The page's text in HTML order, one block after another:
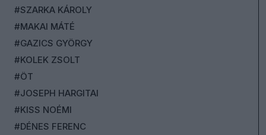
#SZARKA KÁROLY
#MAKAI MÁTÉ
#GAZICS GYÖRGY
#KOLEK ZSOLT
#ÖT
#JOSEPH HARGITAI
#KISS NOÉMI
#DÉNES FERENC